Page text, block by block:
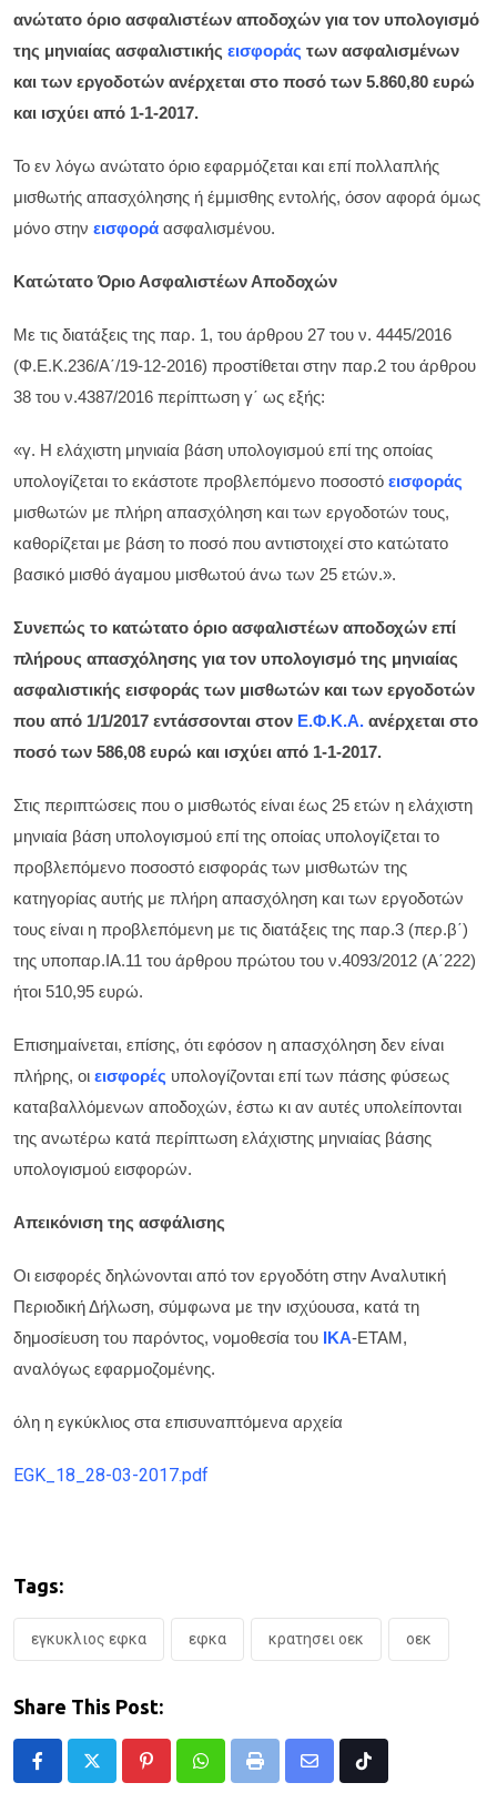
ανώτατο όριο ασφαλιστέων αποδοχών για τον υπολογισμό
της μηνιαίας ασφαλιστικής εισφοράς των ασφαλισμένων
και των εργοδοτών ανέρχεται στο ποσό των 5.860,80 ευρώ
και ισχύει από 1-1-2017.
Το εν λόγω ανώτατο όριο εφαρμόζεται και επί πολλαπλής
μισθωτής απασχόλησης ή έμμισθης εντολής, όσον αφορά όμως
μόνο στην εισφορά ασφαλισμένου.
Κατώτατο Όριο Ασφαλιστέων Αποδοχών
Με τις διατάξεις της παρ. 1, του άρθρου 27 του ν. 4445/2016
(Φ.Ε.Κ.236/Α΄/19-12-2016) προστίθεται στην παρ.2 του άρθρου
38 του ν.4387/2016 περίπτωση γ΄ ως εξής:
«γ. Η ελάχιστη μηνιαία βάση υπολογισμού επί της οποίας
υπολογίζεται το εκάστοτε προβλεπόμενο ποσοστό εισφοράς
μισθωτών με πλήρη απασχόληση και των εργοδοτών τους,
καθορίζεται με βάση το ποσό που αντιστοιχεί στο κατώτατο
βασικό μισθό άγαμου μισθωτού άνω των 25 ετών.».
Συνεπώς το κατώτατο όριο ασφαλιστέων αποδοχών επί
πλήρους απασχόλησης για τον υπολογισμό της μηνιαίας
ασφαλιστικής εισφοράς των μισθωτών και των εργοδοτών
που από 1/1/2017 εντάσσονται στον Ε.Φ.Κ.Α. ανέρχεται στο
ποσό των 586,08 ευρώ και ισχύει από 1-1-2017.
Στις περιπτώσεις που ο μισθωτός είναι έως 25 ετών η ελάχιστη
μηνιαία βάση υπολογισμού επί της οποίας υπολογίζεται το
προβλεπόμενο ποσοστό εισφοράς των μισθωτών της
κατηγορίας αυτής με πλήρη απασχόληση και των εργοδοτών
τους είναι η προβλεπόμενη με τις διατάξεις της παρ.3 (περ.β΄)
της υποπαρ.ΙΑ.11 του άρθρου πρώτου του ν.4093/2012 (Α΄222)
ήτοι 510,95 ευρώ.
Επισημαίνεται, επίσης, ότι εφόσον η απασχόληση δεν είναι
πλήρης, οι εισφορές υπολογίζονται επί των πάσης φύσεως
καταβαλλόμενων αποδοχών, έστω κι αν αυτές υπολείπονται
της ανωτέρω κατά περίπτωση ελάχιστης μηνιαίας βάσης
υπολογισμού εισφορών.
Απεικόνιση της ασφάλισης
Οι εισφορές δηλώνονται από τον εργοδότη στην Αναλυτική
Περιοδική Δήλωση, σύμφωνα με την ισχύουσα, κατά τη
δημοσίευση του παρόντος, νομοθεσία του ΙΚΑ-ΕΤΑΜ,
αναλόγως εφαρμοζομένης.
όλη η εγκύκλιος στα επισυναπτόμενα αρχεία
EGK_18_28-03-2017.pdf
Tags:
εγκυκλιος εφκα εφκα κρατησει οεκ οεκ
Share This Post:
PinterestWhatsappPrint
Share
Tiktok